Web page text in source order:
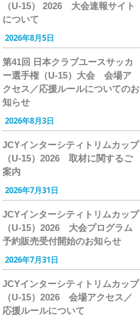
（U-15） 2026 大会速報サイト
について
2026年8月5日
第41回 日本クラブユースサッカ
ー選手権（U-15）大会 会場ア
クセス／応援ルールについてのお
知らせ
2026年8月3日
JCYインターシティトリムカップ
（U-15）2026 取材に関するご
案内
2026年7月31日
JCYインターシティトリムカップ
（U-15）2026 大会プログラム
予約販売受付開始のお知らせ
2026年7月31日
JCYインターシティトリムカップ
（U-15）2026 会場アクセス／
応援ルールについて